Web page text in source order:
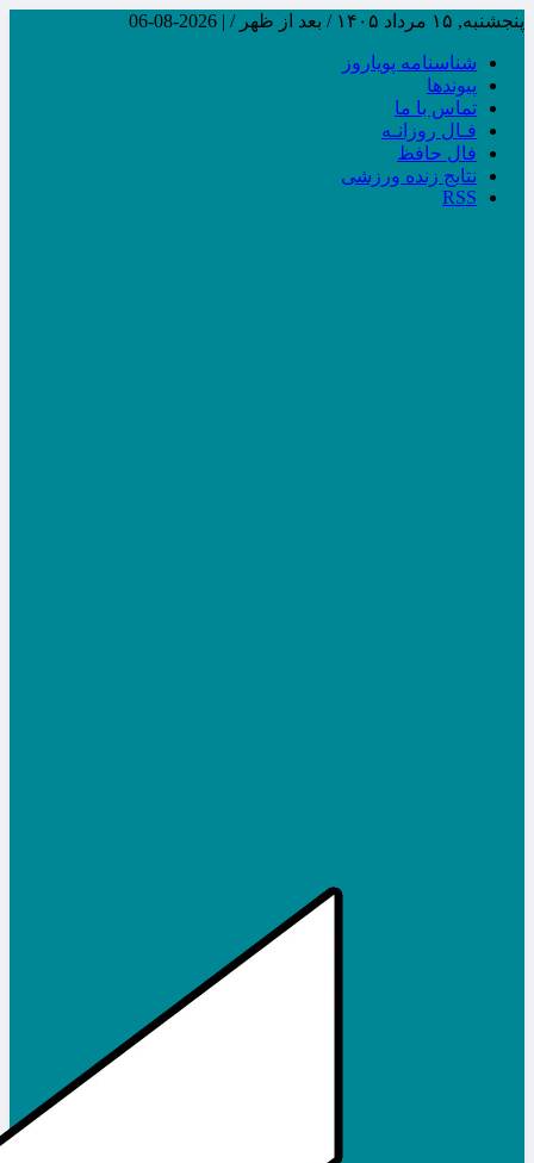
پنجشنبه, ۱۵ مرداد ۱۴۰۵ / بعد از ظهر / |
2026-08-06
شناسنامه پویاروز
پیوندها
تماس با ما
فـال روزانـه
فال حافظ
نتایج زنده ورزشی
RSS